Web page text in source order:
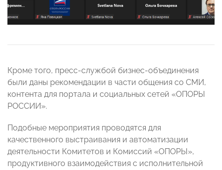
Кроме того, пресс-службой бизнес-объединения
были даны рекомендации в части общения со СМИ,
контента для портала и социальных сетей «ОПОРЫ
РОССИИ».
Подобные мероприятия проводятся для
качественного выстраивания и автоматизации
деятельности Комитетов и Комиссий «ОПОРЫ»,
продуктивного взаимодействия с исполнительной